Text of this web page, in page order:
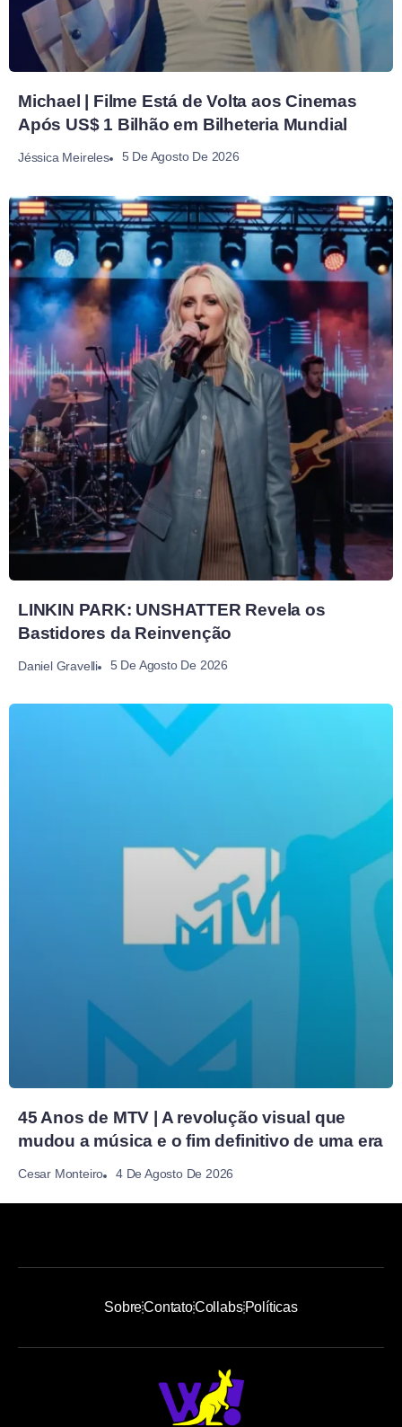
Michael | Filme Está de Volta aos Cinemas
Após US$ 1 Bilhão em Bilheteria Mundial
Jéssica Meireles 5 De Agosto De 2026
LINKIN PARK: UNSHATTER Revela os
Bastidores da Reinvenção
Daniel Gravelli 5 De Agosto De 2026
45 Anos de MTV | A revolução visual que
mudou a música e o fim definitivo de uma era
Cesar Monteiro 4 De Agosto De 2026
SobreContatoCollabsPolíticas